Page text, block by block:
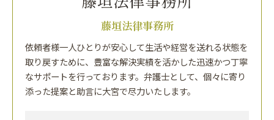
藤垣法律事務所
依頼者様一人ひとりが安心して生活や経営を送れる状態を
取り戻すために、豊富な解決実績を活かした迅速かつ丁寧
なサポートを行っております。弁護士として、個々に寄り
添った提案と助言に大宮で尽力いたします。